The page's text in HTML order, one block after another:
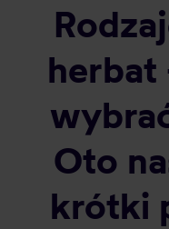
herbat
Oto
krótki